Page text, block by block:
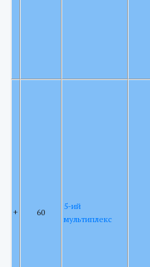
+ 60
5-ий
мультиплекс